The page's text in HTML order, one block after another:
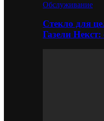
Обслуживание
Стекло для
Газели Некст: